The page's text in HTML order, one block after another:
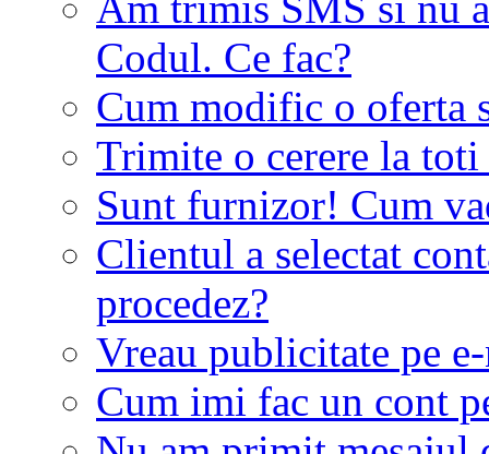
Codul. Ce fac?
Cum modific o oferta
Trimite o cerere la
Sunt furnizor! Cum
Clientul a selectat
procedez?
Vreau publicitate pe
Cum imi fac un cont